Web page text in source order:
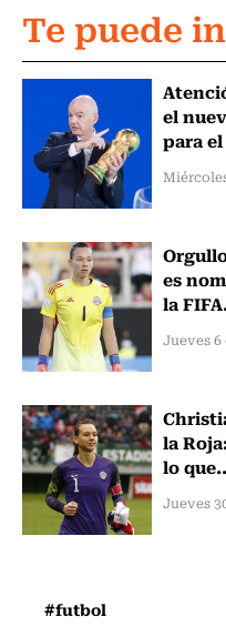
Te puede
el
para
es
la
Jueves
la
lo
Jueves
#futbol